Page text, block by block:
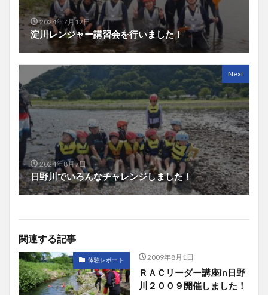
2024年7月12日
淀川レンジャー講習会を行いました！
Next
2024年8月7日
日野川でいろんなチャレンジしました！
関連する記事
体験レポート 2009年8月1日
ＲＡＣリーダー講座in日野
川２００９開催しました！